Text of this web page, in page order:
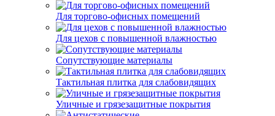
Для торгово-офисных помещений
Для цехов с повышенной влажностью
Сопутствующие материалы
Тактильная плитка для слабовидящих
Уличные и грязезащитные покрытия